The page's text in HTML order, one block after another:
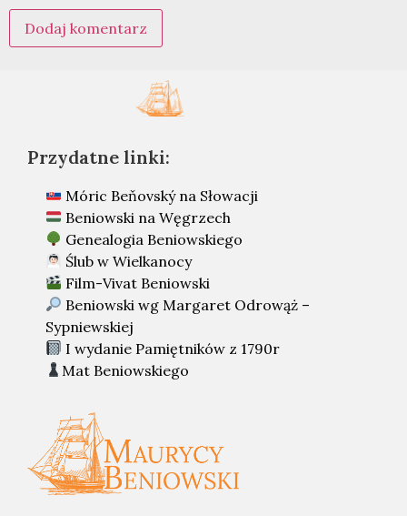
Przydatne linki:
Móric Beňovský na Słowacji
Beniowski na Węgrzech
Genealogia Beniowskiego
Ślub w Wielkanocy
Film-Vivat Beniowski
Beniowski wg Margaret Odrowąż –
Sypniewskiej
I wydanie Pamiętników z 1790r
Mat Beniowskiego